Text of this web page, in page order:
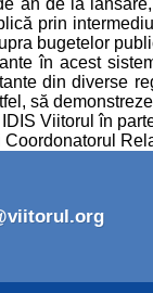
an de la
prin
bugetelor
în acest
din diverse
să
Viitorul în